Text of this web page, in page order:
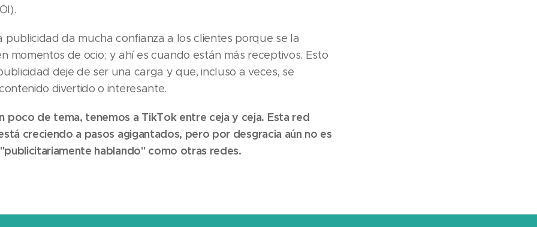
publicidad da mucha confianza a los clientes porque se la
momentos de ocio; y ahí es cuando están más receptivos. Esto
deje de ser una carga y que, incluso a veces, se
divertido o interesante.
poco de tema, tenemos a TikTok entre ceja y ceja. Esta red
creciendo a pasos agigantados, pero por desgracia aún no es
hablando" como otras redes.